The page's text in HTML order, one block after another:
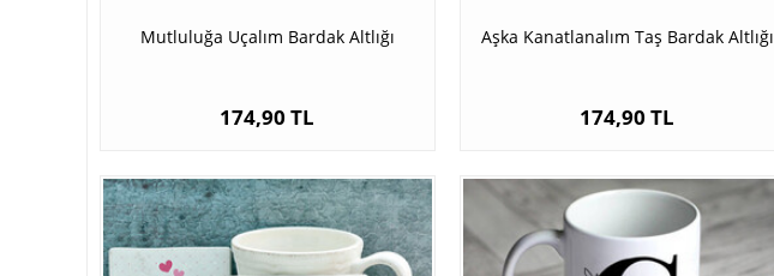
Mutluluğa Uçalım Bardak Altlığı
174,90 TL
Aşka Kanatlanalım Taş Bardak Altlığı
174,90 TL